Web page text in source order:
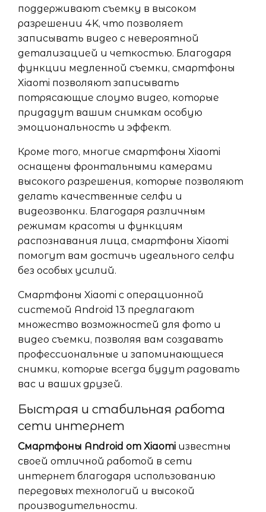
поддерживают съемку в высоком
разрешении 4K, что позволяет
записывать видео с невероятной
детализацией и четкостью. Благодаря
функции медленной съемки, смартфоны
Xiaomi позволяют записывать
потрясающие слоумо видео, которые
придадут вашим снимкам особую
эмоциональность и эффект.
Кроме того, многие смартфоны Xiaomi
оснащены фронтальными камерами
высокого разрешения, которые позволяют
делать качественные селфи и
видеозвонки. Благодаря различным
режимам красоты и функциям
распознавания лица, смартфоны Xiaomi
помогут вам достичь идеального селфи
без особых усилий.
Смартфоны Xiaomi с операционной
системой Android 13 предлагают
множество возможностей для фото и
видео съемки, позволяя вам создавать
профессиональные и запоминающиеся
снимки, которые всегда будут радовать
вас и ваших друзей.
Быстрая и стабильная работа
сети интернет
Смартфоны Android от Xiaomi известны
своей отличной работой в сети
интернет благодаря использованию
передовых технологий и высокой
производительности.